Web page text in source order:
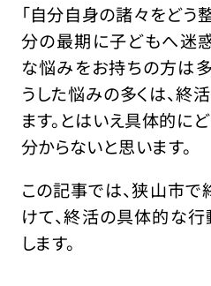
「自分自身の諸々をどう
分の最期に子どもへ迷
な悩みをお持ちの方は多
うした悩みの多くは、終
ます。とはいえ具体的に
分からないと思います。
この記事では、狭山市
けて、終活の具体的な
します。